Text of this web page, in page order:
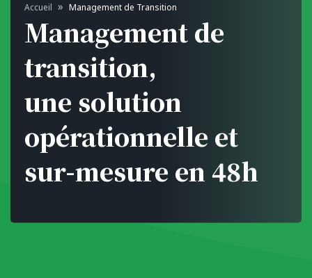
Accueil Management de Transition
Management de
transition,
une solution
opérationnelle et
sur-mesure en 48h